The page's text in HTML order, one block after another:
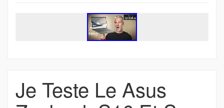
Je Teste Le Asus